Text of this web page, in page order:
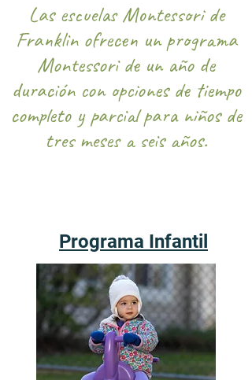
Las escuelas Montessori de
Franklin ofrecen un programa
Montessori de un año de
duración con opciones de tiempo
completo y parcial para niños de
tres meses a seis años.
Programa Infantil